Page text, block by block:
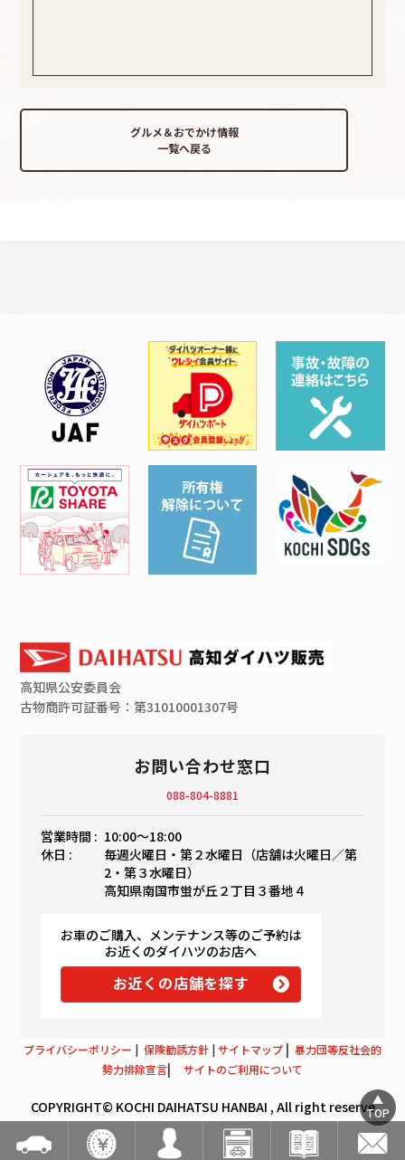
グルメ＆おでかけ情報
一覧へ戻る
高知県公安委員会
古物商許可証番号：第31010001307号
お問い合わせ窓口
088-804-8881
営業時間 : 10:00〜18:00
休日 :
毎週火曜日・第２水曜日（店舗は火曜日／第
2・第３水曜日）
高知県南国市蛍が丘２丁目３番地４
お車のご購入、メンテナンス等のご予約は
お近くのダイハツのお店へ
お近くの店舗を探す
プライバシーポリシー | 保険勧誘方針 |サイトマップ | 暴力団等反社会的
勢力排除宣言| サイトのご利用について
COPYRIGHT© KOCHI DAIHATSU HANBAI , All right reserveTOP